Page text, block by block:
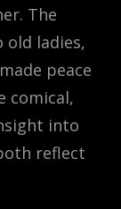
The
old ladies,
peace
comical,
into
reflect